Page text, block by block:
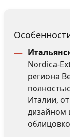
Nordica-
региона
Италии,
дизайном